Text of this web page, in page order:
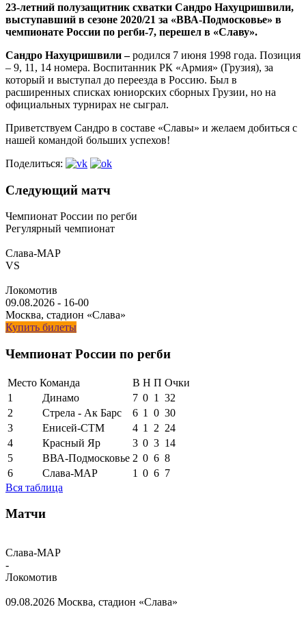
23-летний полузащитник схватки Сандро Нахуцришвили,
выступавший в сезоне 2020/21 за «ВВА-Подмосковье» в
чемпионате России по регби-7, перешел в «Славу».
Сандро Нахуцришвили –родился 7 июня 1998 года. Позиция
– 9, 11, 14 номера. Воспитанник РК «Армия» (Грузия), за
который и выступал до переезда в Россию. Был в
расширенных списках юниорских сборных Грузии, но на
официальных турнирах не сыграл.
Приветствуем Сандро в составе «Славы» и желаем добиться с
нашей командой больших успехов!
Поделиться:
Следующий матч
Чемпионат России по регби
Регулярный чемпионат
Слава-МАР
VS
Локомотив
09.08.2026 - 16-00
Москва, стадион «Слава»
Купить билеты
Чемпионат России по регби
Место Команда В Н П Очки
1
Динамо 7 0 1
32
2
Стрела - Ак Барс 6 1 0 30
3
Енисей-СТМ 4 1 2 24
4
Красный Яр 3 0 3 14
5
ВВА-Подмосковье 2 0 6 8
6
Слава-МАР 1 0 6 7
Вся таблица
Матчи
Слава-МАР
-
Локомотив
09.08.2026 Москва, стадион «Слава»